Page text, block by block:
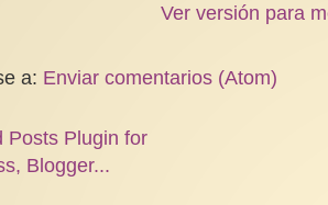
Ver versión para
a: Enviar comentarios (Atom)